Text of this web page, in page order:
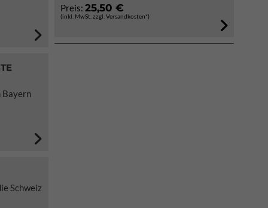
Bayern
Schweiz
Preis: 25,50 €
(inkl. MwSt. zzgl. Versandkosten*)